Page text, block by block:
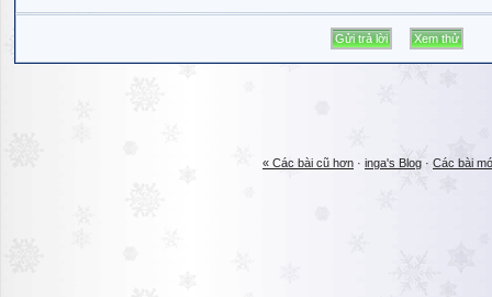
« Các bài cũ hơn · inga's Blog · Các bài